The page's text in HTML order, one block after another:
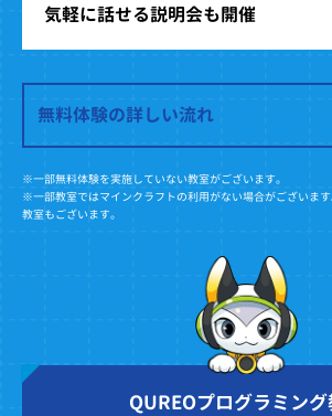
気軽に話せる説明会も開催
無料体験の詳しい流れ
※一部無料体験を実施していない教室がございます。
※一部教室ではマインクラフトの利用がない場合がございま
教室もございます。
QUREOプログラミング